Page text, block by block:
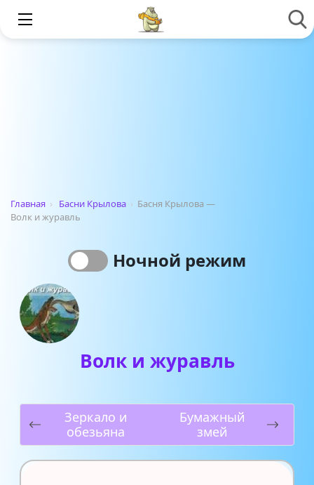
Главная › Басни Крылова › Басня Крылова —
Волк и журавль
Ночной режим
Волк и журавль
Зеркало и
обезьяна
Бумажный
змей